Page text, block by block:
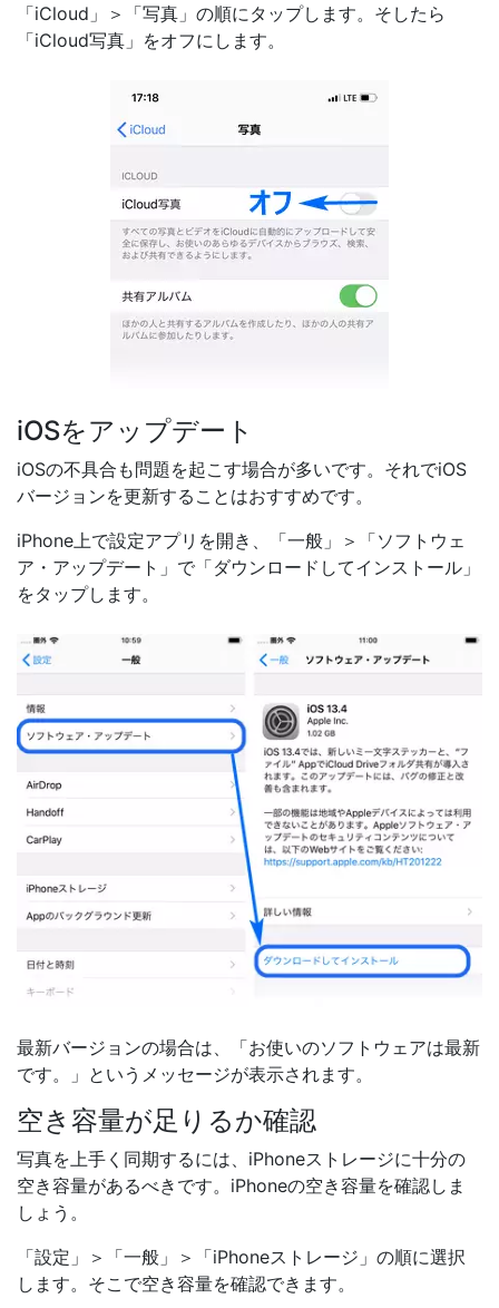
「iCloud」＞「写真」の順にタップします。そしたら
「iCloud写真」をオフにします。
iOSをアップデート
iOSの不具合も問題を起こす場合が多いです。それでiOS
バージョンを更新することはおすすめです。
iPhone上で設定アプリを開き、「一般」＞「ソフトウェ
ア・アップデート」で「ダウンロードしてインストール」
をタップします。
最新バージョンの場合は、「お使いのソフトウェアは最新
です。」というメッセージが表示されます。
空き容量が足りるか確認
写真を上手く同期するには、iPhoneストレージに十分の
空き容量があるべきです。iPhoneの空き容量を確認しま
しょう。
「設定」＞「一般」＞「iPhoneストレージ」の順に選択
します。そこで空き容量を確認できます。